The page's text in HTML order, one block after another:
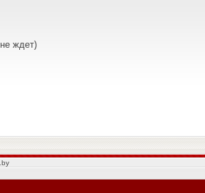
ждет)